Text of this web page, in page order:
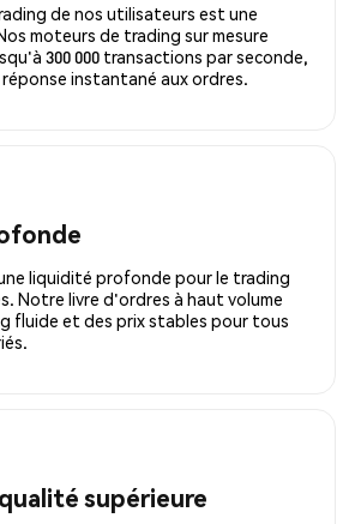
de nos utilisateurs est une
moteurs de trading sur mesure
300 000 transactions par seconde,
instantané aux ordres.
liquidité profonde pour le trading
Notre livre d'ordres à haut volume
fluide et des prix stables pour tous
supérieure